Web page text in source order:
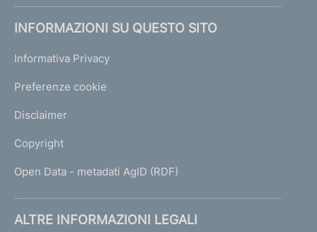
INFORMAZIONI SU QUESTO SITO
Informativa Privacy
Preferenze cookie
Disclaimer
Copyright
Open Data - metadati AgID (RDF)
ALTRE INFORMAZIONI LEGALI